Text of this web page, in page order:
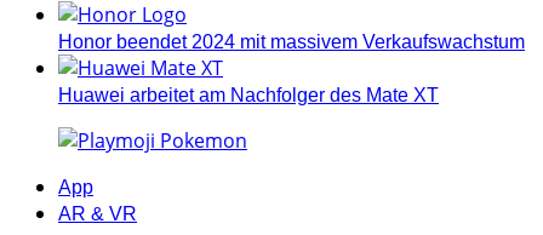
Honor beendet 2024 mit massivem Verkaufswachstum
Huawei arbeitet am Nachfolger des Mate XT
Categories
App
AR & VR